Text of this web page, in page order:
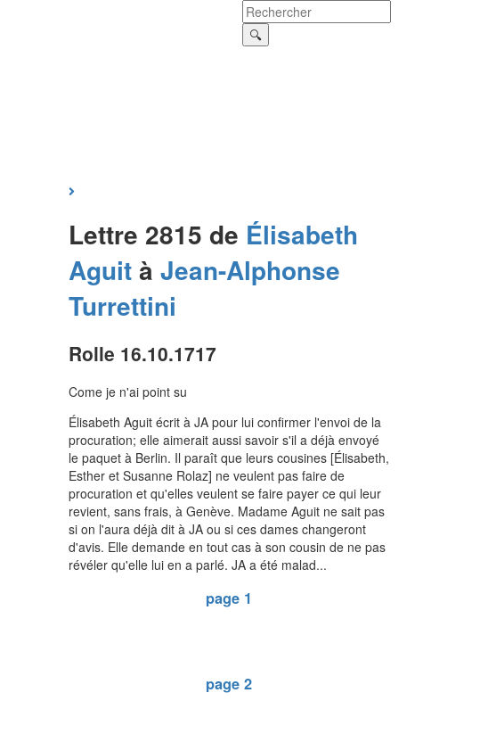
Lettre 2815 de Élisabeth
Aguità Jean-Alphonse
Turrettini
Rolle 16.10.1717
Come je n'ai point su
Élisabeth Aguit écrit à JA pour lui confirmer l'envoi de la
procuration; elle aimerait aussi savoir s'il a déjà envoyé
le paquet à Berlin. Il paraît que leurs cousines [Élisabeth,
Esther et Susanne Rolaz] ne veulent pas faire de
procuration et qu'elles veulent se faire payer ce qui leur
revient, sans frais, à Genève. Madame Aguit ne sait pas
si on l'aura déjà dit à JA ou si ces dames changeront
d'avis. Elle demande en tout cas à son cousin de ne pas
révéler qu'elle lui en a parlé. JA a été malad...
page 1
page 2